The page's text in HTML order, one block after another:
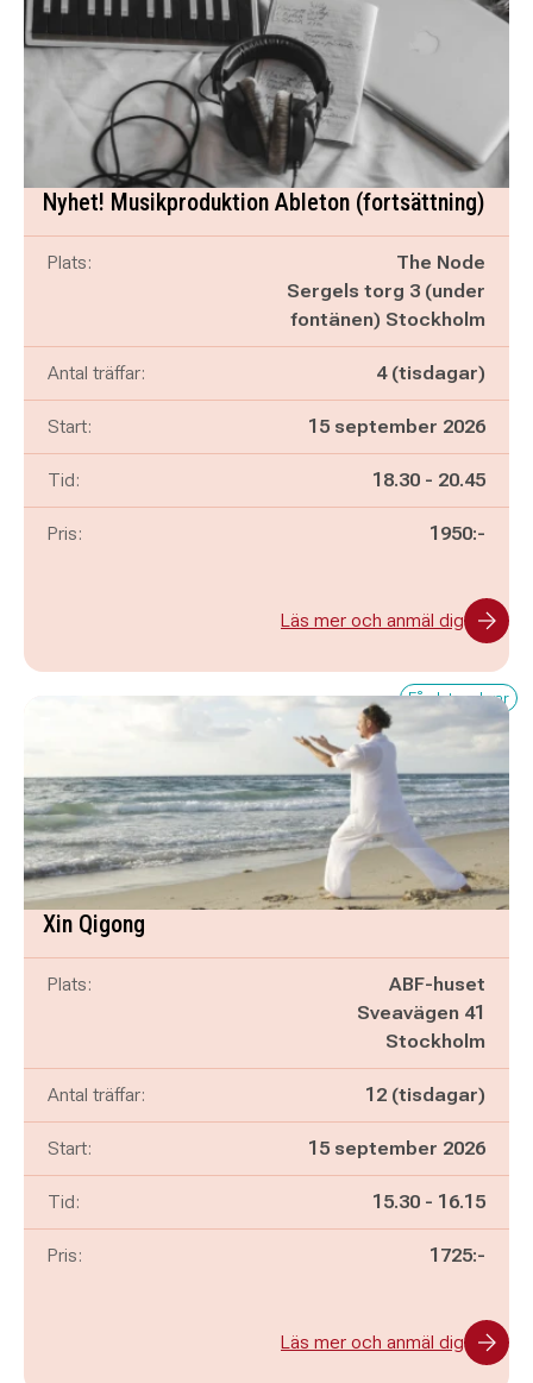
Nyhet! Musikproduktion Ableton (fortsättning)
Plats:
The Node
Sergels torg 3 (under
fontänen) Stockholm
Antal träffar: 4 (tisdagar)
Start: 15 september 2026
Tid: Pågår mellan
18.30 - och
20.45
Pris: 1950:-
Läs mer och anmäl dig
Få platser kvar
Xin Qigong
Plats:
ABF-huset
Sveavägen 41
Stockholm
Antal träffar: 12 (tisdagar)
Start: 15 september 2026
Tid: Pågår mellan
15.30 - och
16.15
Pris: 1725:-
Läs mer och anmäl dig